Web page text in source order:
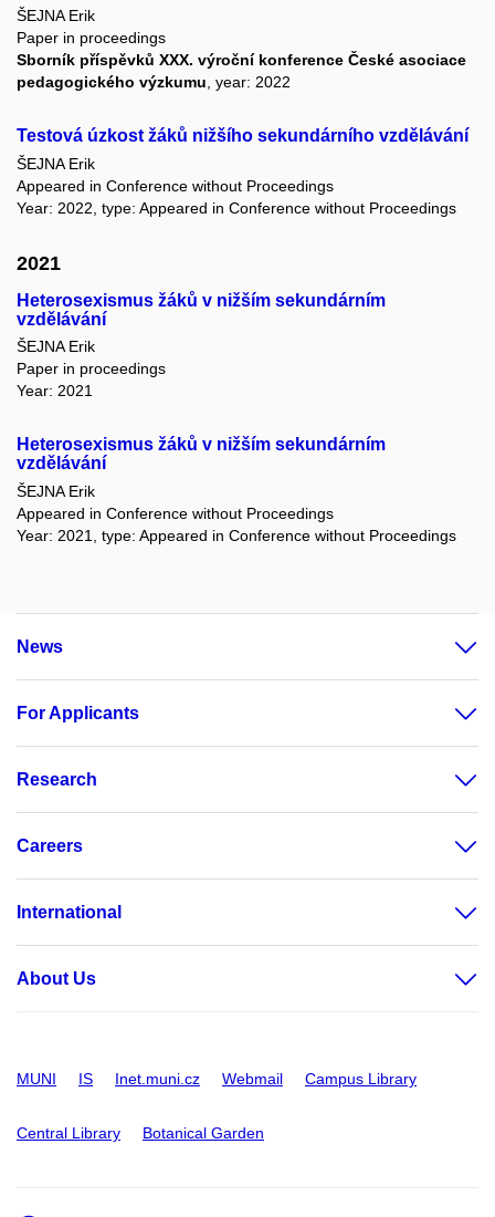
ŠEJNA Erik
Paper in proceedings
Sborník příspěvků XXX. výroční konference České asociace
pedagogického výzkumu, year: 2022
Testová úzkost žáků nižšího sekundárního vzdělávání
ŠEJNA Erik
Appeared in Conference without Proceedings
Year: 2022, type: Appeared in Conference without Proceedings
2021
Heterosexismus žáků v nižším sekundárním
vzdělávání
ŠEJNA Erik
Paper in proceedings
Year: 2021
Heterosexismus žáků v nižším sekundárním
vzdělávání
ŠEJNA Erik
Appeared in Conference without Proceedings
Year: 2021, type: Appeared in Conference without Proceedings
News
For Applicants
Research
Careers
International
About Us
MUNI IS Inet.muni.cz Webmail Campus Library
Central Library Botanical Garden